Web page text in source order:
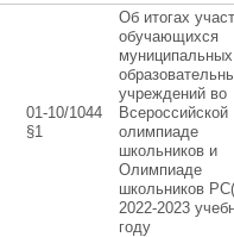
01-10/1044
§1
Об итогах
обучающихся
муниципальных
учреждений во
Всероссийской
олимпиаде
школьников и
Олимпиаде
школьников
2022-2023
году